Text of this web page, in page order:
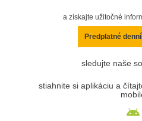
a získajte užitočné
Predplatné
sledujte naše
stiahnite si aplikáciu a